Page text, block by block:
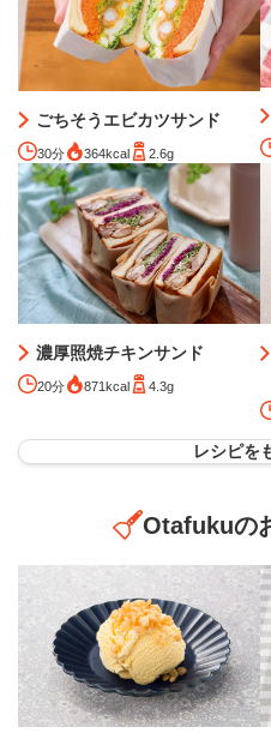
ごちそうエビカツサンド
30分 364kcal 2.6g
濃厚照焼チキンサンド
20分 871kcal 4.3g
レシピを
Otafukuの